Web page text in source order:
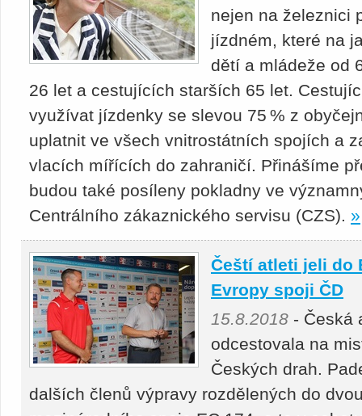
nejen na železnici
jízdném, které na
dětí a mládeže od
26 let a cestujících starších 65 let.
využívat jízdenky se slevou 75 % z
uplatnit ve všech vnitrostátních spojích a
vlacích mířících do zahraničí. Přinášíme
budou také posíleny pokladny ve
Centrálního zákaznického servisu (CZS). »
Čeští atleti jeli do
Evropy spoji ČD
15.8.2018 - Česká
odcestovala na
Českých drah.
dalších členů výpravy rozdělených do